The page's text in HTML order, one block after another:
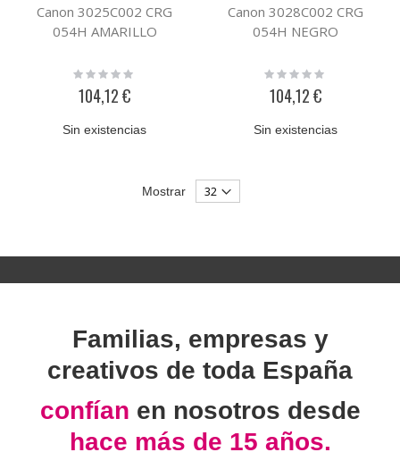
Canon 3025C002 CRG
054H AMARILLO
Rating:
104,12 €
Sin existencias
Canon 3028C002 CRG
054H NEGRO
Rating:
104,12 €
Sin existencias
Mostrar
Familias, empresas y
creativos de toda España
confían en nosotros desde
hace más de 15 años.